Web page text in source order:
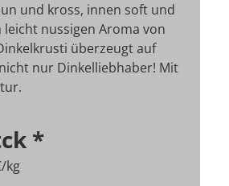
und kross, innen soft und
nussigen Aroma von
überzeugt auf
nur Dinkelliebhaber! Mit
*
kg